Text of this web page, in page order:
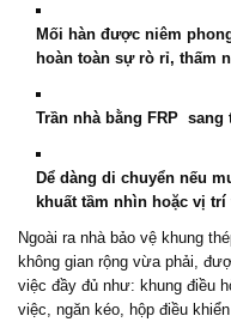
Mối hàn được niêm
hoàn toàn sự rò rỉ, thấm
Trần nhà bằng FRP sang
Dể dàng di chuyển nếu
khuất tầm nhìn hoặc vị trí
Ngoài ra nhà bảo vệ khung
không gian rộng vừa phải,
việc đầy đủ như: khung điều
việc, ngăn kéo, hộp điều